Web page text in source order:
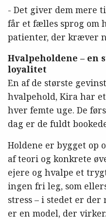
- Det giver dem mere
får et fælles sprog om
patienter, der kræver
Hvalpeholdene – en
loyalitet
En af de største
hvalpehold, Kira har
hver femte uge. De
dag er de fuldt
Holdene er bygget op
af teori og konkrete
ejere og hvalpe et
ingen fri leg, som
stress – i stedet er
er en model, der virker.